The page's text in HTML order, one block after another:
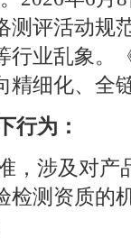
测评活动规
行业乱象。
精细化、全
行为：
，涉及对产
检测资质的